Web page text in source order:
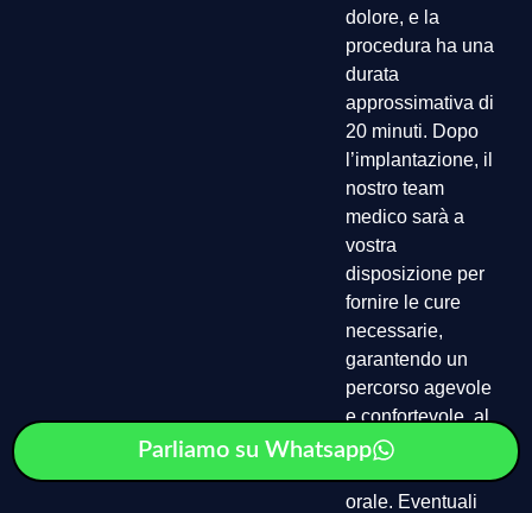
Parliamo su Whatsapp
dolore, e la
procedura ha una
durata
approssimativa di
20 minuti. Dopo
l’implantazione, il
nostro team
medico sarà a
vostra
disposizione per
fornire le cure
necessarie,
garantendo un
percorso agevole
e confortevole, al
fine di preservare
orale. Eventuali